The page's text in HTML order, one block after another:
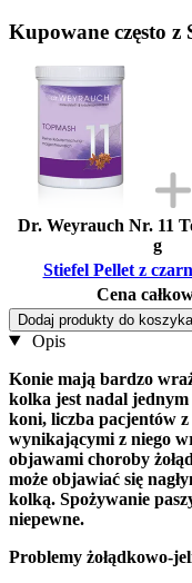
Kupowane często z
Dr. Weyrauch Nr. 11
g
Stiefel Pellet z
Cena
Dodaj produkty do koszyka
Opis
Konie mają bardzo
kolka jest nadal
koni, liczba pacjentów z
wynikającymi z niego
objawami choroby
może objawiać się
kolką. Spożywanie
niepewne.
Problemy żołądkowo-